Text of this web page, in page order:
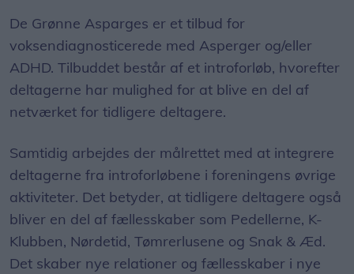
De Grønne Asparges er et tilbud for
voksendiagnosticerede med Asperger og/eller
ADHD. Tilbuddet består af et introforløb, hvorefter
deltagerne har mulighed for at blive en del af
netværket for tidligere deltagere.
Samtidig arbejdes der målrettet med at integrere
deltagerne fra introforløbene i foreningens øvrige
aktiviteter. Det betyder, at tidligere deltagere også
bliver en del af fællesskaber som Pedellerne, K-
Klubben, Nørdetid, Tømrerlusene og Snak & Æd.
Det skaber nye relationer og fællesskaber i nye